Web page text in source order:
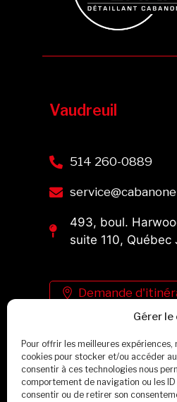
Gérer
Pour offrir les meilleures
cookies pour stocker et/ou accéder
consentir à ces technologies nous
comportement de navigation ou les
consentir ou de retirer son
Vaudreuil
514 260-0889
493, boul.
suite 110, Québec
Demande
Voir l'horaire